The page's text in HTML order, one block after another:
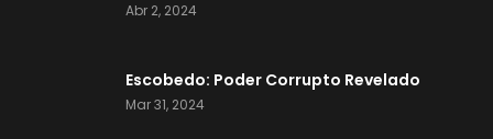
Abr 2, 2024
Escobedo: Poder Corrupto Revelado
Mar 31, 2024